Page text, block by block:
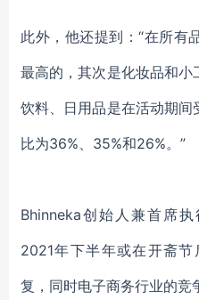
此外，他还提到： “在所有
最高的，其次是化妆品和
饮料、日用品是在活动期
比为36%、35%和26%。”
Bhinneka创始人兼首席
2021年下半年或在开斋
复，同时电子商务行业的竞